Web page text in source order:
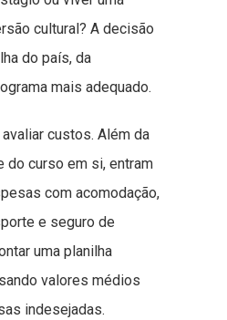
cultural? A decisão
do país, da
mais adequado.
custos. Além da
do curso em si, entram
com acomodação,
e seguro de
uma planilha
valores médios
indesejadas.